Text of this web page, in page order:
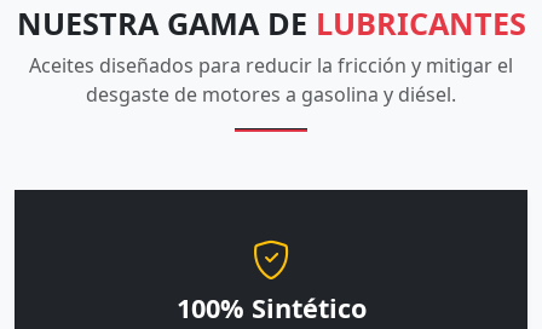
NUESTRA GAMA DE LUBRICANTES
Aceites diseñados para reducir la fricción y mitigar el
desgaste de motores a gasolina y diésel.
100% Sintético